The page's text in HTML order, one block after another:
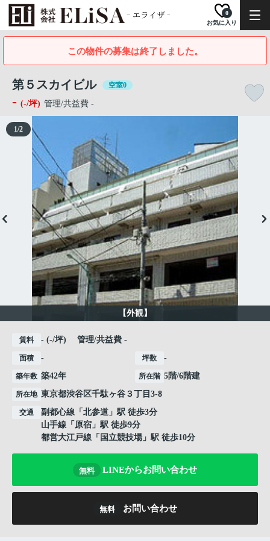
お気に入り
0
この物件の募集は終了しました。
第５スカイビル 空室0
- (-/坪) 管理/共益費 -
【外観】
1/2
賃料 - (-/坪) 管理/共益費 -
面積 - 坪数 -
築年数 築42年 所在階 5階/6階建
所在地 東京都渋谷区千駄ヶ谷 ３丁目3-8
交通 副都心線 「 北参道 」駅 徒歩3分
山手線 「 原宿 」駅 徒歩9分
都営大江戸線 「 国立競技場 」駅 徒歩10分
無料 LINEからお問い合わせ
無料 お問い合わせ